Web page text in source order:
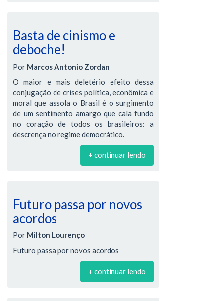
Basta de cinismo e
deboche!
Por Marcos Antonio Zordan
O maior e mais deletério efeito dessa
conjugação de crises política, econômica e
moral que assola o Brasil é o surgimento
de um sentimento amargo que cala fundo
no coração de todos os brasileiros: a
descrença no regime democrático.
+ continuar lendo
Futuro passa por novos
acordos
Por Milton Lourenço
Futuro passa por novos acordos
+ continuar lendo